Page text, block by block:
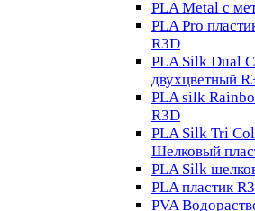
PLA Metal с
PLA Pro
R3D
PLA Silk Dual
двухцветный
PLA silk
R3D
PLA Silk Tri
Шелковый
PLA Silk
PLA пластик
PVA